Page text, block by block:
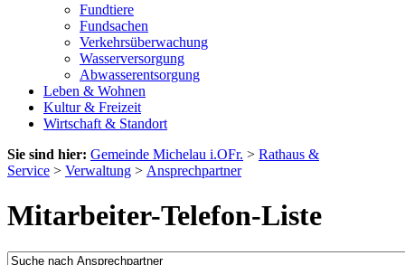
Fundtiere
Fundsachen
Verkehrsüberwachung
Wasserversorgung
Abwasserentsorgung
Leben & Wohnen
Kultur & Freizeit
Wirtschaft & Standort
Sie sind hier: Gemeinde Michelau i.OFr. > Rathaus &
Service > Verwaltung > Ansprechpartner
Mitarbeiter-Telefon-Liste